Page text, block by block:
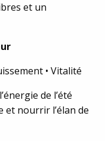
et un
• Vitalité
de l’été
nourrir l’élan de